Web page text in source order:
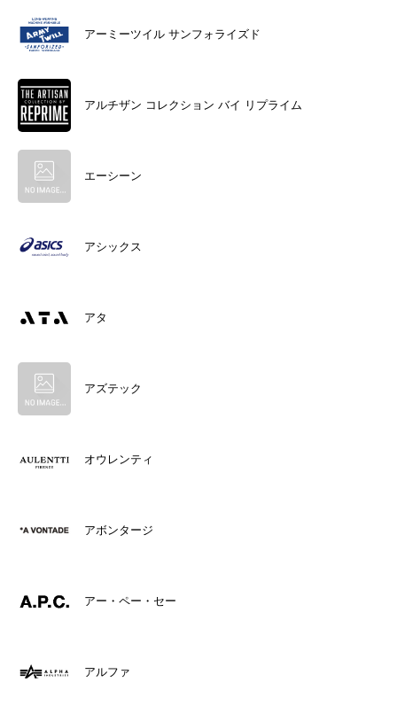
アーミーツイル サンフォライズド
アルチザン コレクション バイ リプライム
エーシーン
アシックス
アタ
アズテック
オウレンティ
アボンタージ
アー・ペー・セー
アルファ